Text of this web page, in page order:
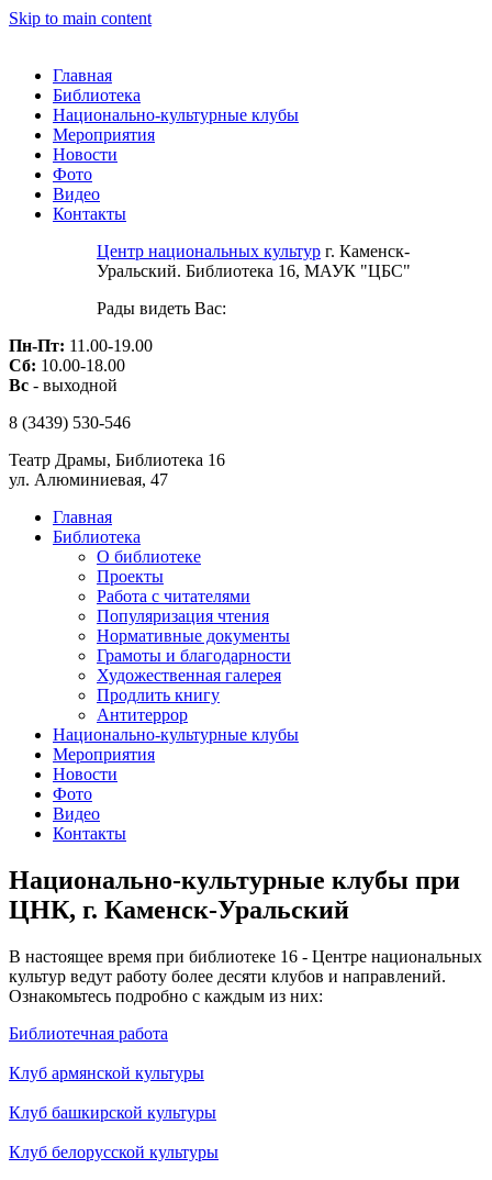
Skip to main content
Главная
Библиотека
Национально-культурные клубы
Мероприятия
Новости
Фото
Видео
Контакты
Центр национальных культур г. Каменск-
Уральский. Библиотека 16, МАУК "ЦБС"
Рады видеть Вас:
Пн-Пт: 11.00-19.00
Сб: 10.00-18.00
Вс - выходной
8 (3439) 530-546
Театр Драмы, Библиотека 16
ул. Алюминиевая, 47
Главная
Библиотека
О библиотеке
Проекты
Работа с читателями
Популяризация чтения
Нормативные документы
Грамоты и благодарности
Художественная галерея
Продлить книгу
Антитеррор
Национально-культурные клубы
Мероприятия
Новости
Фото
Видео
Контакты
Национально-культурные клубы при
ЦНК, г. Каменск-Уральский
В настоящее время при библиотеке 16 - Центре национальных
культур ведут работу более десяти клубов и направлений.
Ознакомьтесь подробно с каждым из них:
Библиотечная работа
Клуб армянской культуры
Клуб башкирской культуры
Клуб белорусской культуры